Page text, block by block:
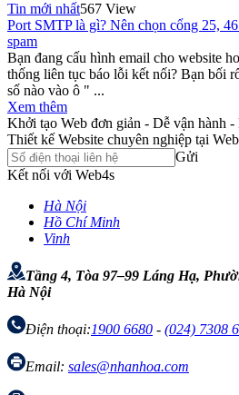
Tin mới nhất567 View
Port SMTP là gì? Nên chọn cổng 25,
spam
Bạn đang cấu hình email cho website
thống liên tục báo lỗi kết nối? Bạn bối
số nào vào ô " ...
Xem thêm
Khởi tạo Web đơn giản - Dễ vận hành
Thiết kế Website chuyên nghiệp tại
Gửi
Kết nối với Web4s
Hà Nội
Hồ Chí Minh
Vinh
Tầng 4, Tòa 97–99 Láng Hạ,
Hà Nội
Điện thoại:1900 6680 - (024) 7308
Email: sales@nhanhoa.com